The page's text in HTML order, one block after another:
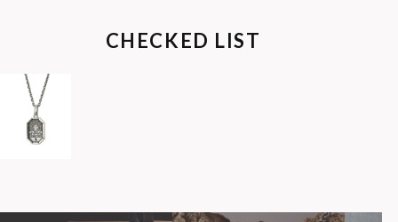
CHECKED LIST